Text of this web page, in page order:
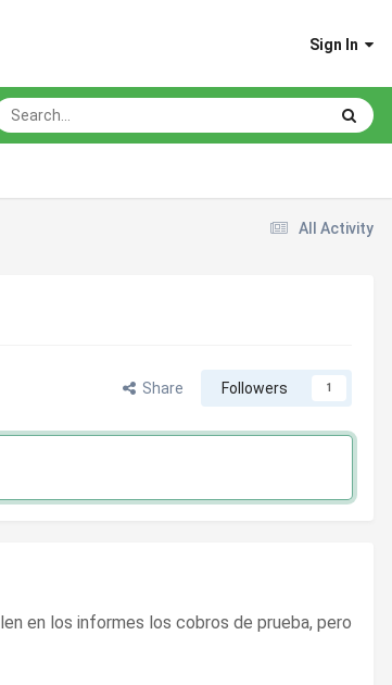
Sign In
All Activity
Share Followers 1
en los informes los cobros de prueba, pero